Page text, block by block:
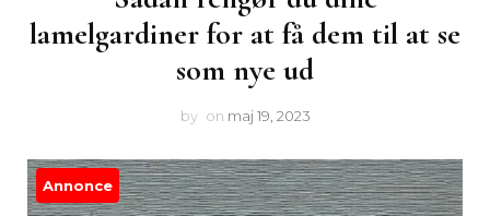
lamelgardiner for at få dem til at se
som nye ud
by on maj 19, 2023
Annonce